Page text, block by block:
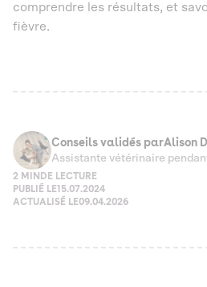
comprendre les résultats, et
fièvre.
Conseils validés parAlison
Assistante vétérinaire
2 MIN DE LECTURE
PUBLIÉ LE15.07.2024
ACTUALISÉ LE09.04.2026